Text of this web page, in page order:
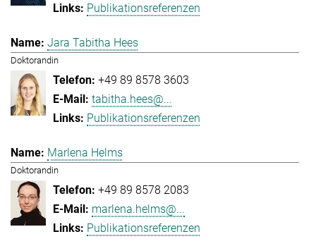
Publikationsreferenzen
Jara Tabitha Hees
Doktorandin
+49 89 8578 3603
tabitha.hees@...
Publikationsreferenzen
Marlena Helms
Doktorandin
+49 89 8578 2083
marlena.helms@...
Publikationsreferenzen